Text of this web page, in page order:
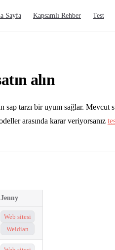
Sayfa Kapsamlı Rehber Test
alın
sap tarzı bir uyum sağlar. Mevcut
arasında karar veriyorsanız
Jenny
Web sitesi
Weidian